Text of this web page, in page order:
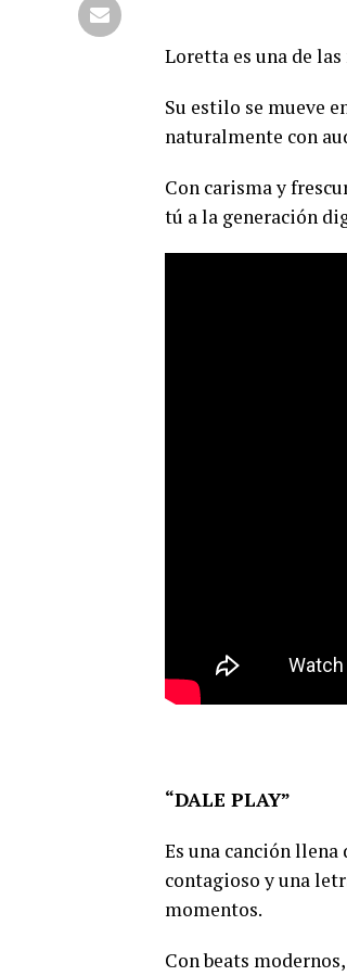
Loretta es una de
Su estilo se mueve
naturalmente con
Con carisma y
tú a la generación
“DALE PLAY”
Es una canción
contagioso y una
momentos.
Con beats